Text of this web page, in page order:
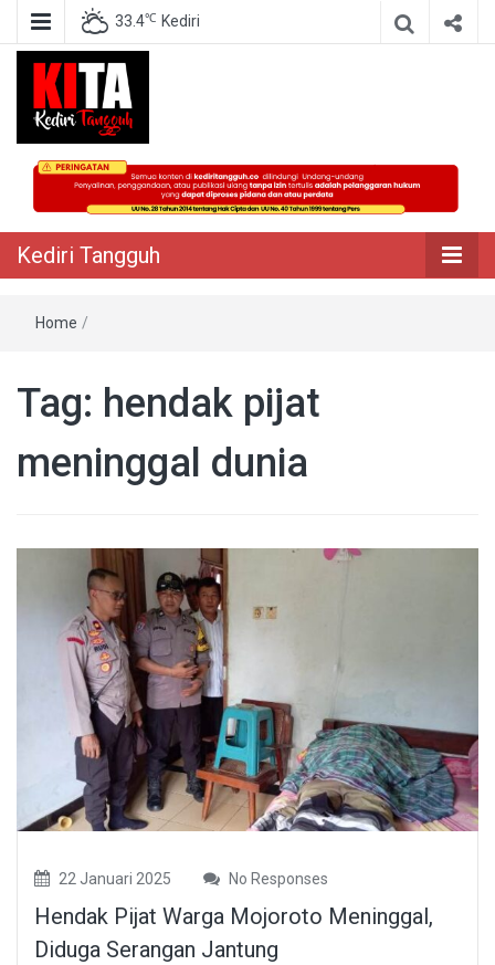
33.4℃ Kediri
Kediri Tangguh
Berita Akurat Terpercaya
Kediri Tangguh
Home /
Tag: hendak pijat
meninggal dunia
22 Januari 2025 No Responses
Hendak Pijat Warga Mojoroto Meninggal,
Diduga Serangan Jantung